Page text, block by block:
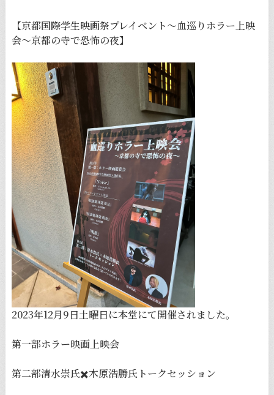
【京都国際学生映画祭プレイベント〜血巡りホラー上映
会〜京都の寺で恐怖の夜】
2023年12月9日土曜日に本堂にて開催されました。
第一部ホラー映画上映会
第二部清水崇氏✖️木原浩勝氏トークセッション